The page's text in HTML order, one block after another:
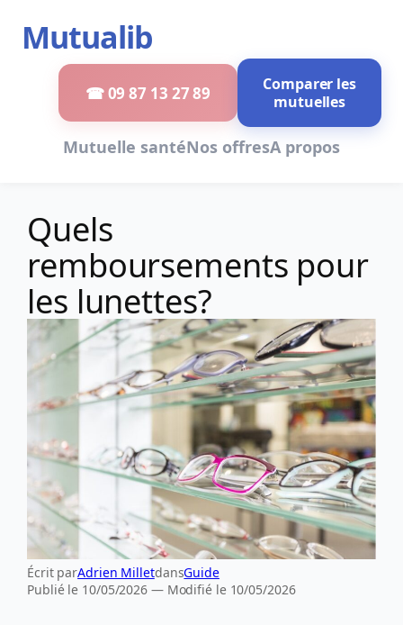
contenu
Mutualib
Mutuelle santéNos offresA propos
☎ 09 87 13 27 89
Comparer les
mutuelles
Quels
remboursements pour
les lunettes?
Écrit parAdrien MilletdansGuide
Publié le 10/05/2026 — Modifié le 10/05/2026